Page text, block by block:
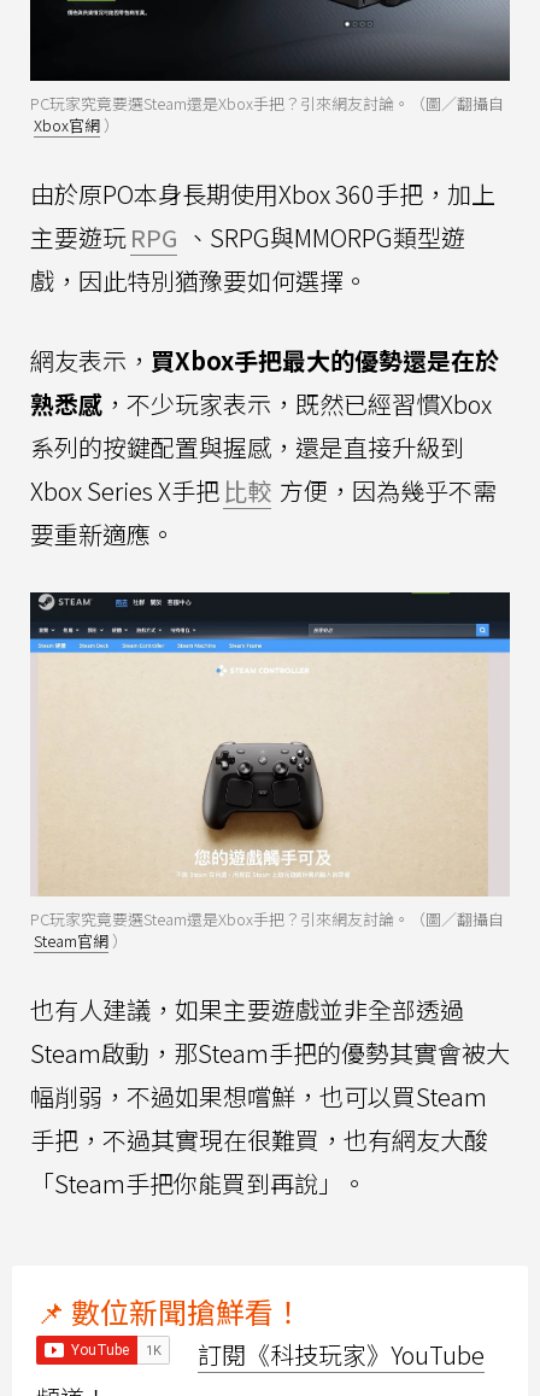
PC玩家究竟要選Steam還是Xbox手把？引來網友討論。（圖／翻攝自
Xbox官網 ）
由於原PO本身長期使用Xbox 360手把，加上
主要遊玩RPG 、SRPG與MMORPG類型遊
戲，因此特別猶豫要如何選擇。
網友表示， 買Xbox手把最大的優勢還是在於
熟悉感 ，不少玩家表示，既然已經習慣Xbox
系列的按鍵配置與握感，還是直接升級到
Xbox Series X手把 比較 方便，因為幾乎不需
要重新適應。
PC玩家究竟要選Steam還是Xbox手把？引來網友討論。（圖／翻攝自
Steam官網 ）
也有人建議，如果主要遊戲並非全部透過
Steam啟動，那Steam手把的優勢其實會被大
幅削弱，不過如果想嚐鮮，也可以買Steam
手把，不過其實現在很難買，也有網友大酸
「Steam手把你能買到再說」。
📌 數位新聞搶鮮看！
訂閱《科技玩家》YouTube